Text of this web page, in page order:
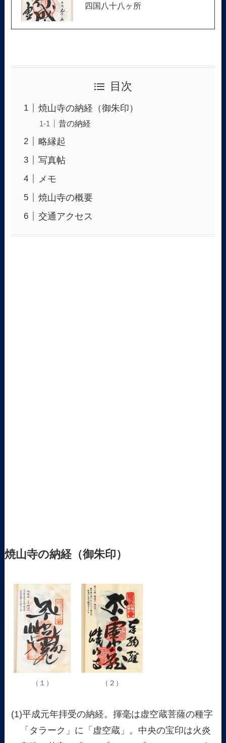
四国八十八ヶ所
目次
焼山寺の納経（御朱印）
昔の納経
略縁起
写真帖
メモ
焼山寺の概要
交通アクセス
焼山寺の納経（御朱印）
（１） （２）
(1)平成元年拝受の納経。揮毫は虚空蔵菩薩の種字
「タラーク」に「虚空蔵」。中央の宝印は火炎